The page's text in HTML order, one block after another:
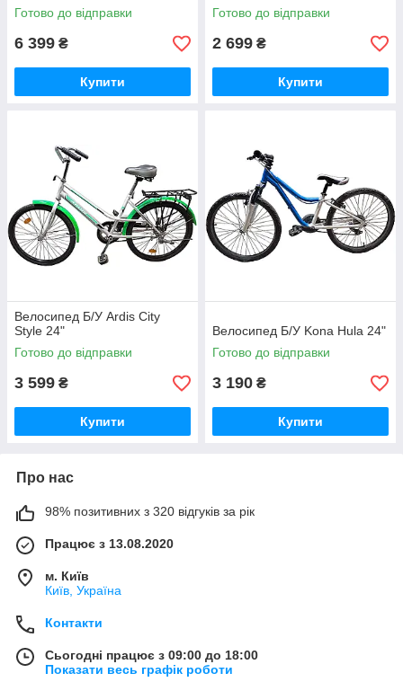
Готово до відправки
6 399 ₴
Купити
Готово до відправки
2 699 ₴
Купити
Велосипед Б/У Ardis City
Style 24"
Готово до відправки
3 599 ₴
Купити
Велосипед Б/У Kona Hula 24"
Готово до відправки
3 190 ₴
Купити
Про нас
98% позитивних з 320 відгуків за рік
Працює з 13.08.2020
м. Київ
Київ, Україна
Контакти
Сьогодні працює з 09:00 до 18:00
Показати весь графік роботи